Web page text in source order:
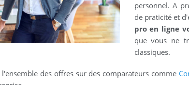
personnel. A
de praticité et
pro en ligne
que vous ne
classiques.
des offres sur des comparateurs comme